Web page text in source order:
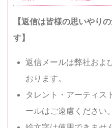
【返信は皆様の思いやり
す】
返信メールは弊社およ
おります。
タレント・アーティス
ールはご遠慮ください。